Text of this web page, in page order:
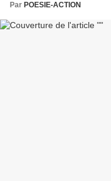
Par POESIE-ACTION